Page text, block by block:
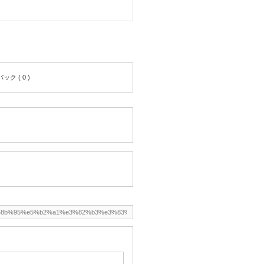
ック ( 0 )